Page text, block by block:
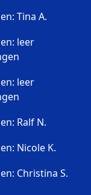
Tina A.
leer
leer
Ralf N.
Nicole K.
Christina S.